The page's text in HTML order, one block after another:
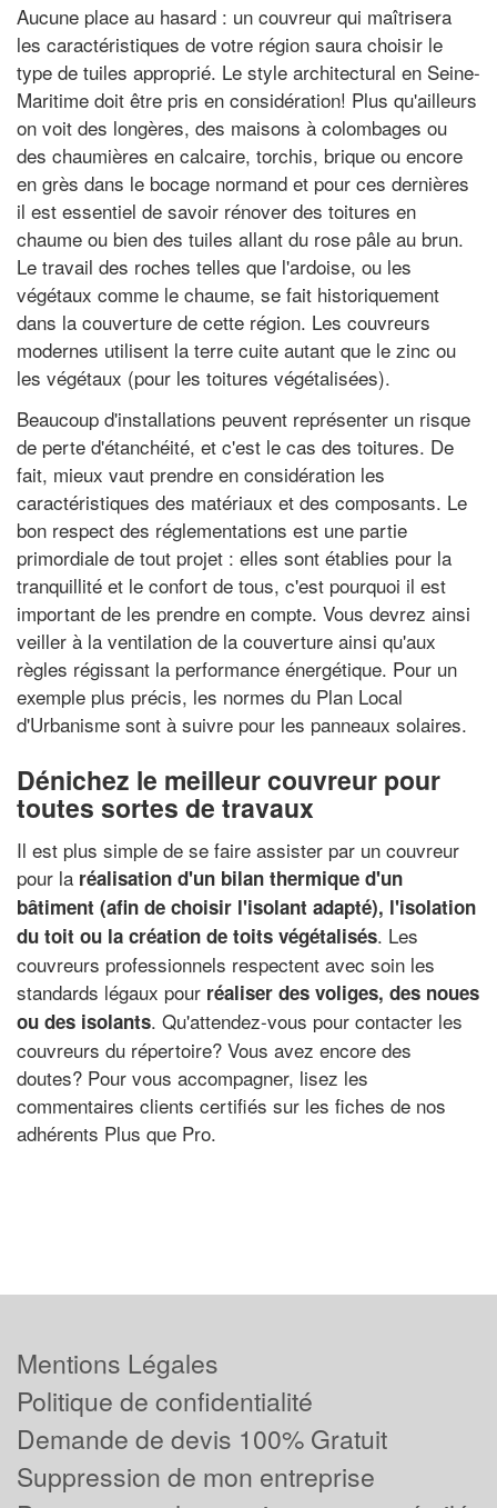
Aucune place au hasard : un couvreur qui maîtrisera
les caractéristiques de votre région saura choisir le
type de tuiles approprié. Le style architectural en Seine-
Maritime doit être pris en considération! Plus qu'ailleurs
on voit des longères, des maisons à colombages ou
des chaumières en calcaire, torchis, brique ou encore
en grès dans le bocage normand et pour ces dernières
il est essentiel de savoir rénover des toitures en
chaume ou bien des tuiles allant du rose pâle au brun.
Le travail des roches telles que l'ardoise, ou les
végétaux comme le chaume, se fait historiquement
dans la couverture de cette région. Les couvreurs
modernes utilisent la terre cuite autant que le zinc ou
les végétaux (pour les toitures végétalisées).
Beaucoup d'installations peuvent représenter un risque
de perte d'étanchéité, et c'est le cas des toitures. De
fait, mieux vaut prendre en considération les
caractéristiques des matériaux et des composants. Le
bon respect des réglementations est une partie
primordiale de tout projet : elles sont établies pour la
tranquillité et le confort de tous, c'est pourquoi il est
important de les prendre en compte. Vous devrez ainsi
veiller à la ventilation de la couverture ainsi qu'aux
règles régissant la performance énergétique. Pour un
exemple plus précis, les normes du Plan Local
d'Urbanisme sont à suivre pour les panneaux solaires.
Dénichez le meilleur couvreur pour
toutes sortes de travaux
Il est plus simple de se faire assister par un couvreur
pour la réalisation d'un bilan thermique d'un
bâtiment (afin de choisir l'isolant adapté), l'isolation
du toit ou la création de toits végétalisés. Les
couvreurs professionnels respectent avec soin les
standards légaux pour réaliser des voliges, des noues
ou des isolants. Qu'attendez-vous pour contacter les
couvreurs du répertoire? Vous avez encore des
doutes? Pour vous accompagner, lisez les
commentaires clients certifiés sur les fiches de nos
adhérents Plus que Pro.
Mentions Légales
Politique de confidentialité
Demande de devis 100% Gratuit
Suppression de mon entreprise